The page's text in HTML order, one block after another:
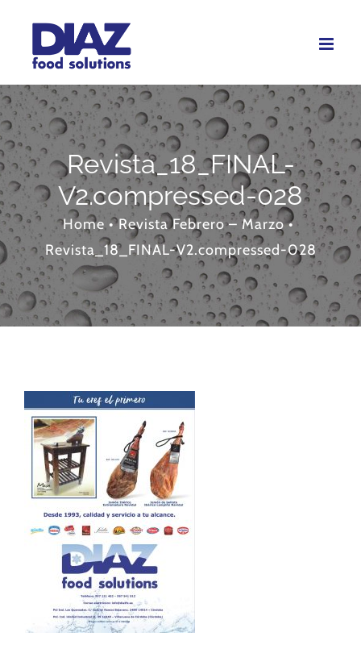
content
Revista_18_FINAL-
V2.compressed-028
Home • Revista Febrero – Marzo •
Revista_18_FINAL-V2.compressed-028